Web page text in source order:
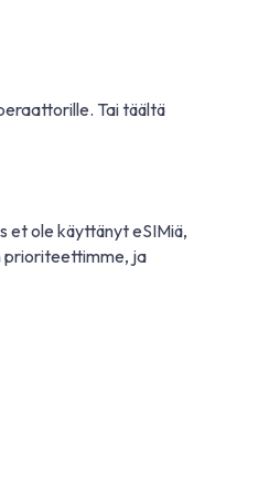
Tai täältä
et ole käyttänyt eSIMiä,
prioriteettimme, ja